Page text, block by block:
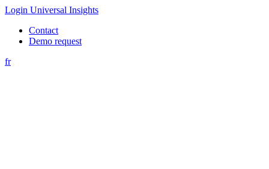
Login Universal Insights
Contact
Demo request
fr